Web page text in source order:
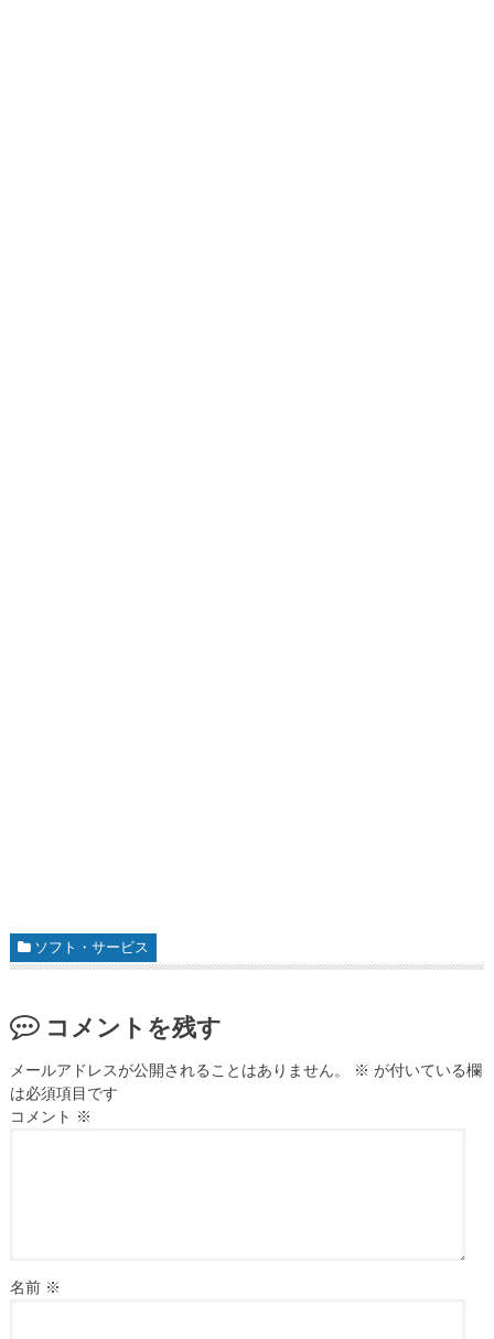
ソフト・サービス
コメントを残す
メールアドレスが公開されることはありません。 ※ が付いている欄
は必須項目です
コメント ※
名前 ※